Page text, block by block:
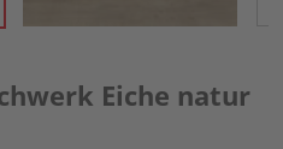
Eiche natur